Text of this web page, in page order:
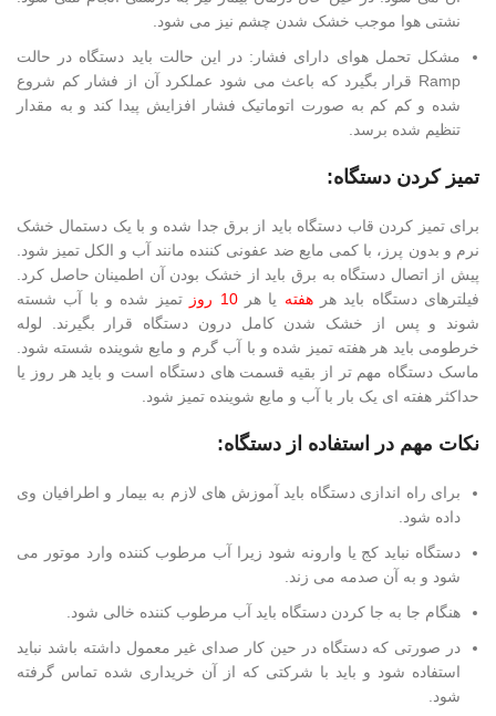
نشتی هوا موجب خشک شدن چشم نیز می شود.
مشکل تحمل هوای دارای فشار: در این حالت باید دستگاه در حالت
Ramp قرار بگیرد که باعث می شود عملکرد آن از فشار کم شروع
شده و کم کم به صورت اتوماتیک فشار افزایش پیدا کند و به مقدار
تنظیم شده برسد.
تمیز کردن دستگاه:
برای تمیز کردن قاب دستگاه باید از برق جدا شده و با یک دستمال خشک
نرم و بدون پرز، با کمی مایع ضد عفونی کننده مانند آب و الکل تمیز شود.
پیش از اتصال دستگاه به برق باید از خشک بودن آن اطمینان حاصل کرد.
فیلترهای دستگاه باید هرهفته یا هر10 روز
تمیز شده و با آب شسته
شوند و پس از خشک شدن کامل درون دستگاه قرار بگیرند. لوله
خرطومی باید هر هفته تمیز شده و با آب گرم و مایع شوینده شسته شود.
ماسک دستگاه مهم تر از بقیه قسمت های دستگاه است و باید هر روز یا
حداکثر هفته ای یک بار با آب و مایع شوینده تمیز شود.
نکات مهم در استفاده از دستگاه:
برای راه اندازی دستگاه باید آموزش های لازم به بیمار و اطرافیان وی
داده شود.
دستگاه نباید کج یا وارونه شود زیرا آب مرطوب کننده وارد موتور می
شود و به آن صدمه می زند.
هنگام جا به جا کردن دستگاه باید آب مرطوب کننده خالی شود.
در صورتی که دستگاه در حین کار صدای غیر معمول داشته باشد نباید
استفاده شود و باید با شرکتی که از آن خریداری شده تماس گرفته
شود.